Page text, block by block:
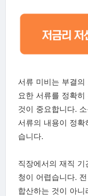
서류 미비는 부결
요한 서류를 정확
것이 중요합니다.
서류의 내용이 정
습니다.
직장에서의 재직
청이 어렵습니다.
합산하는 것이 아